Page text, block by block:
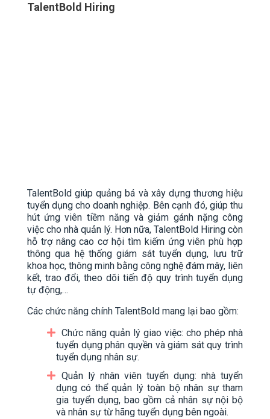
TalentBold Hiring
TalentBold giúp quảng bá và xây dựng thương hiệu
tuyển dụng cho doanh nghiệp. Bên cạnh đó, giúp thu
hút ứng viên tiềm năng và giảm gánh nặng công
việc cho nhà quản lý. Hơn nữa, TalentBold Hiring còn
hỗ trợ nâng cao cơ hội tìm kiếm ứng viên phù hợp
thông qua hệ thống giám sát tuyển dụng, lưu trữ
khoa học, thông minh bằng công nghệ đám mây, liên
kết, trao đổi, theo dõi tiến độ quy trình tuyển dụng
tự động,…
Các chức năng chính TalentBold mang lại bao gồm:
Chức năng quản lý giao việc: cho phép nhà
tuyển dụng phân quyền và giám sát quy trình
tuyển dụng nhân sự.
Quản lý nhân viên tuyển dụng: nhà tuyển
dụng có thể quản lý toàn bộ nhân sự tham
gia tuyển dụng, bao gồm cả nhân sự nội bộ
và nhân sự từ hãng tuyển dụng bên ngoài.